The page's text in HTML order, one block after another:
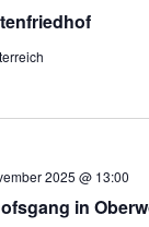
in
2025 @ 13:00